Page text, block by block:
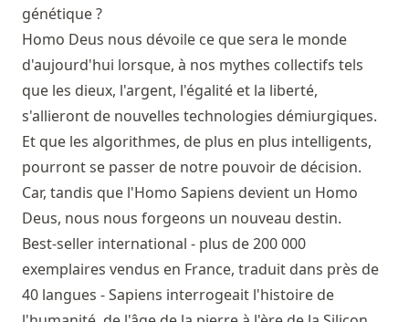
génétique ?
Homo Deus nous dévoile ce que sera le monde
d'aujourd'hui lorsque, à nos mythes collectifs tels
que les dieux, l'argent, l'égalité et la liberté,
s'allieront de nouvelles technologies démiurgiques.
Et que les algorithmes, de plus en plus intelligents,
pourront se passer de notre pouvoir de décision.
Car, tandis que l'Homo Sapiens devient un Homo
Deus, nous nous forgeons un nouveau destin.
Best-seller international - plus de 200 000
exemplaires vendus en France, traduit dans près de
40 langues - Sapiens interrogeait l'histoire de